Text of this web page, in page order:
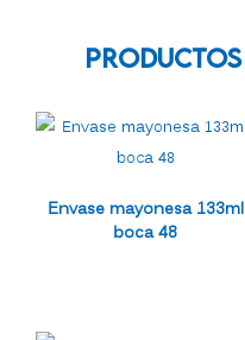
Envase mayonesa 133ml
boca 48